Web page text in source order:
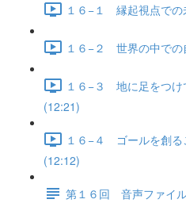
１６−１ 縁起視点での
１６−２ 世界の中での
１６−３ 地に足をつけ
(12:21)
１６−４ ゴールを創る
(12:12)
第１６回 音声ファイ